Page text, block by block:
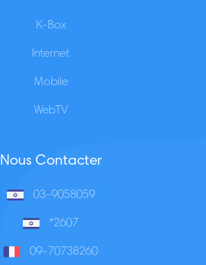
K-Box
Internet
Mobile
WebTV
Nous Contacter
03-9058059
*2607
09-70738260